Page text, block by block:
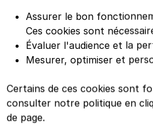
disponibles
Rue de la Goutte d'Or -
20 rue de la Goutte d'Or
75018
Assurer le bon
Ces cookies sont
Évaluer l'audience et la
Mesurer, optimiser et
Certains de ces cookies sont
consulter notre politique en
de page.